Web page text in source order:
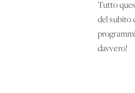
Tutto
del subito
davvero!